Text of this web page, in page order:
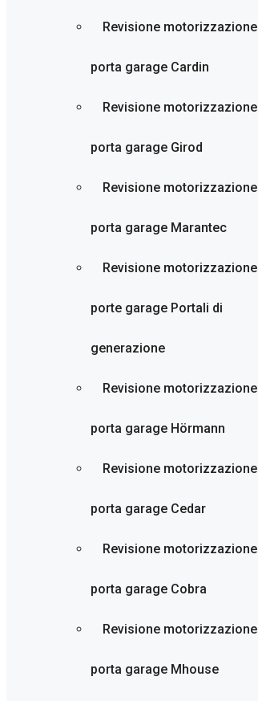
Revisione motorizzazione
porta garage Cardin
Revisione motorizzazione
porta garage Girod
Revisione motorizzazione
porta garage Marantec
Revisione motorizzazione
porte garage Portali di
generazione
Revisione motorizzazione
porta garage Hörmann
Revisione motorizzazione
porta garage Cedar
Revisione motorizzazione
porta garage Cobra
Revisione motorizzazione
porta garage Mhouse